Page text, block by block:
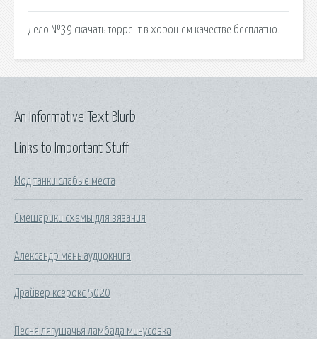
Дело №39 скачать торрент в хорошем качестве бесплатно.
Links to Important Stuff
Мод танки слабые места
Смешарики схемы для вязания
Александр мень аудиокнига
Драйвер ксерокс 5020
Песня лягушачья ламбада минусовка
An Informative Text Blurb